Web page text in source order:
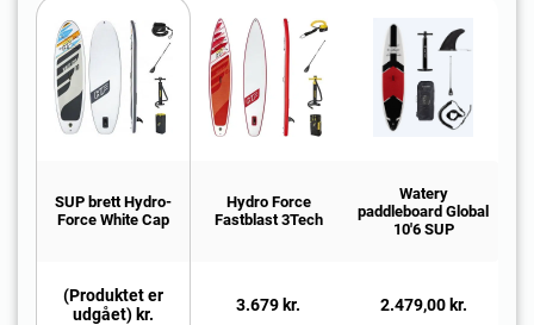
SUP brett Hydro-
Force White Cap
Hydro Force
Fastblast 3Tech
Watery
paddleboard Global
10'6 SUP
(Produktet er
udgået) kr.
3.679 kr. 2.479,00 kr.